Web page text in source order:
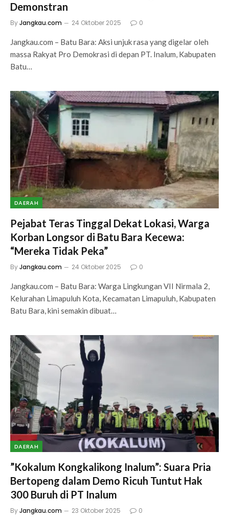
Demonstran
ByJangkau.com 24 Oktober 2025 0
Jangkau.com – Batu Bara: Aksi unjuk rasa yang digelar oleh
massa Rakyat Pro Demokrasi di depan PT. Inalum, Kabupaten
Batu…
DAERAH
Pejabat Teras Tinggal Dekat Lokasi, Warga
Korban Longsor di Batu Bara Kecewa:
“Mereka Tidak Peka”
ByJangkau.com 24 Oktober 2025 0
Jangkau.com – Batu Bara: Warga Lingkungan VII Nirmala 2,
Kelurahan Limapuluh Kota, Kecamatan Limapuluh, Kabupaten
Batu Bara, kini semakin dibuat…
DAERAH
​”Kokalum Kongkalikong Inalum”: Suara Pria
Bertopeng dalam Demo Ricuh Tuntut Hak
300 Buruh di PT Inalum
ByJangkau.com 23 Oktober 2025 0